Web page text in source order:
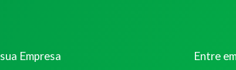
Empresa Entre